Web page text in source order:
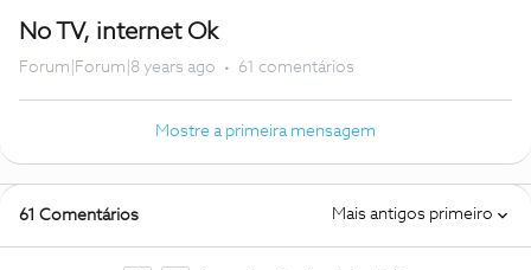
No TV, internet Ok
Forum|Forum|8 years ago 61 comentários
Mostre a primeira mensagem
61 Comentários Mais antigos primeiro